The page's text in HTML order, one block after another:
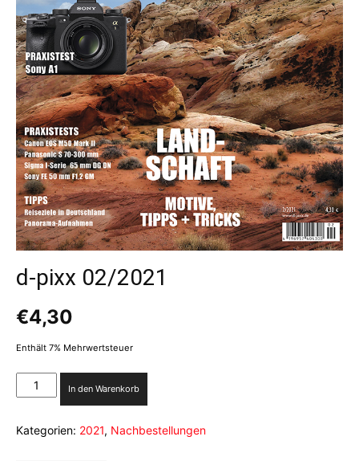
d-pixx 02/2021
€4,30
Enthält 7% Mehrwertsteuer
pixx
Menge
In den Warenkorb
Kategorien: 2021, Nachbestellungen